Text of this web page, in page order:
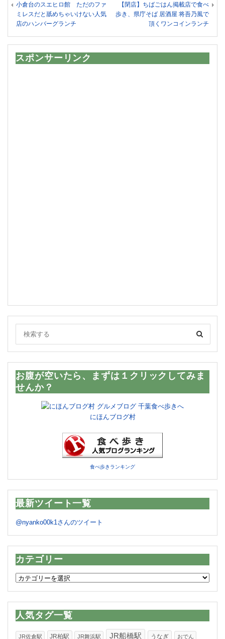
小倉台のスエヒロ館 ただのファ
ミレスだと舐めちゃいけない人気
店のハンバーグランチ
【閉店】ちばごはん掲載店で食べ
歩き、県庁そば 居酒屋 将吾乃風で
頂くワンコインランチ
スポンサーリンク
お腹が空いたら、まずは１クリックしてみま
せんか？
にほんブログ村
食べ歩きランキング
最新ツイート一覧
@nyanko00k1さんのツイート
カテゴリー
カ
リ
ー
人気タグ一覧
JR佐倉駅 JR柏駅 JR舞浜駅 JR船橋駅 うなぎ おでん